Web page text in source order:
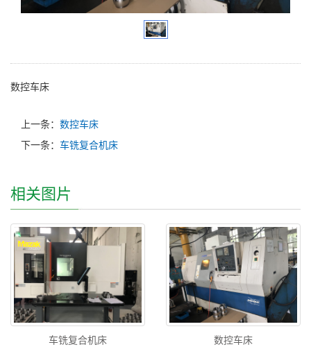
数控车床
上一条： 数控车床
下一条： 车铣复合机床
相关图片
车铣复合机床 数控车床